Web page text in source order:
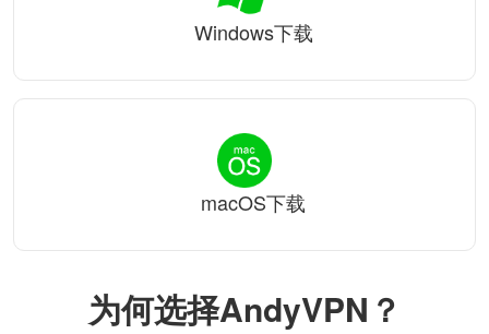
为何选择AndyVPN？
Windows下载
macOS下载